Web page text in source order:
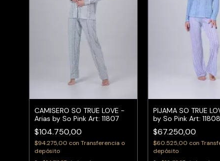
CAMISERO SO TRUE LOVE -
Arias by So Pink Art: 11807
$104.750,00
$94.275,00 con Transferencia o
depósito
PIJAMA SO TRUE
by So Pink Art: 11808
$67.250,00
$60.525,00 con
depósito